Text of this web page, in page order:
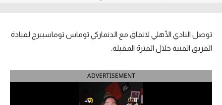
الدوري الإسباني
الدوري الإيطالي
توصل النادي الأهلي لاتفاق مع الدنماركي توماس توماسبيرج لقيادة
الفريق الفنية خلال الفترة المقبلة.
ADVERTISEMENT